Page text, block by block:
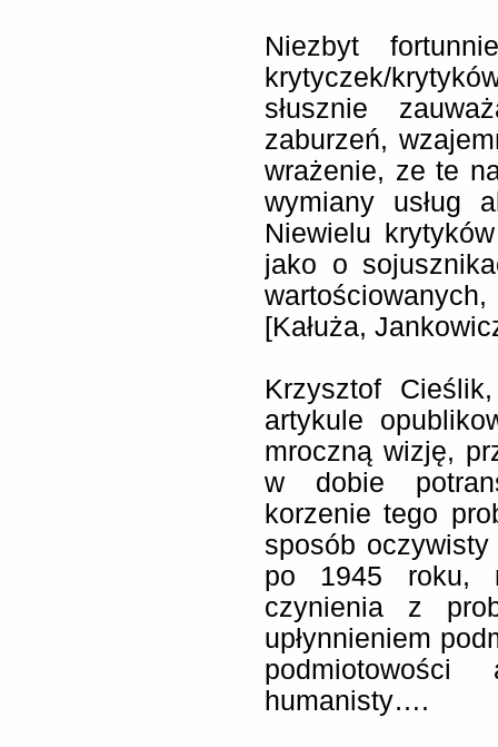
Niezbyt
krytyczek/
słusznie
zaburzeń,
wrażenie, ze te
wymiany usług
Niewielu
jako o
[Kałuża,
Krzysztof
artykule
mroczną wizję,
w dobie
korzenie tego
sposób
po 1945 roku,
czynienia z
upłynnieniem
podmiotowości
humanisty….